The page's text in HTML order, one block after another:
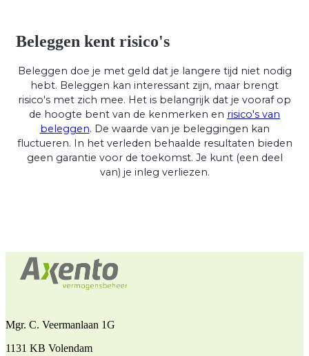
Beleggen kent risico's
Beleggen doe je met geld dat je langere tijd niet nodig
hebt. Beleggen kan interessant zijn, maar brengt
risico's met zich mee. Het is belangrijk dat je vooraf op
de hoogte bent van de kenmerken en risico's van
beleggen. De waarde van je beleggingen kan
fluctueren. In het verleden behaalde resultaten bieden
geen garantie voor de toekomst. Je kunt (een deel
van) je inleg verliezen.
Mgr. C. Veermanlaan 1G
1131 KB Volendam